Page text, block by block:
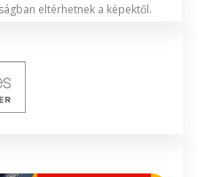
eltérhetnek a képektől.